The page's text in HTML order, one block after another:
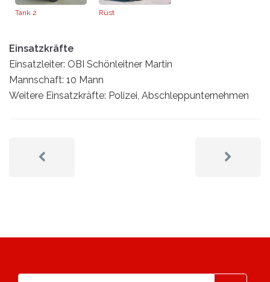
Tank 2 Rüst
Einsatzkräfte
Einsatzleiter: OBI Schönleitner Martin
Mannschaft: 10 Mann
Weitere Einsatzkräfte: Polizei, Abschleppunternehmen